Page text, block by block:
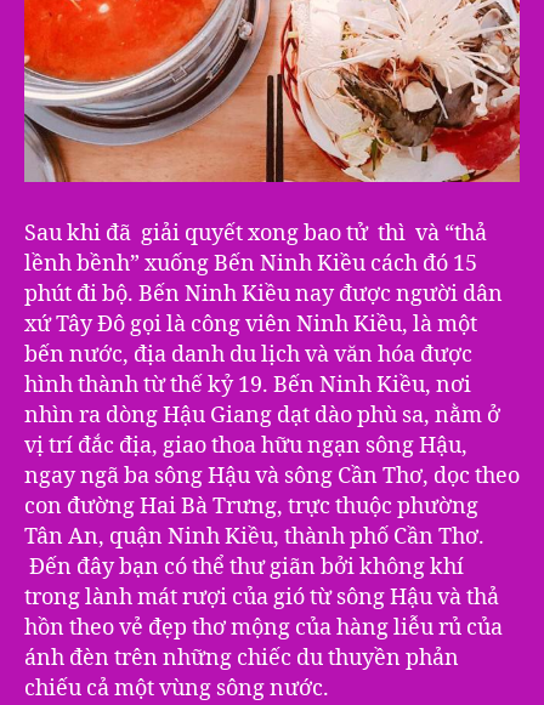
Sau khi đã giải quyết xong bao tử thì và “thả
lềnh bềnh” xuống Bến Ninh Kiều cách đó 15
phút đi bộ. Bến Ninh Kiều nay được người dân
xứ Tây Đô gọi là công viên Ninh Kiều, là một
bến nước, địa danh du lịch và văn hóa được
hình thành từ thế kỷ 19. Bến Ninh Kiều, nơi
nhìn ra dòng Hậu Giang dạt dào phù sa, nằm ở
vị trí đắc địa, giao thoa hữu ngạn sông Hậu,
ngay ngã ba sông Hậu và sông Cần Thơ, dọc theo
con đường Hai Bà Trưng, trực thuộc phường
Tân An, quận Ninh Kiều, thành phố Cần Thơ.
Đến đây bạn có thể thư giãn bởi không khí
trong lành mát rượi của gió từ sông Hậu và thả
hồn theo vẻ đẹp thơ mộng của hàng liễu rủ của
ánh đèn trên những chiếc du thuyền phản
chiếu cả một vùng sông nước.